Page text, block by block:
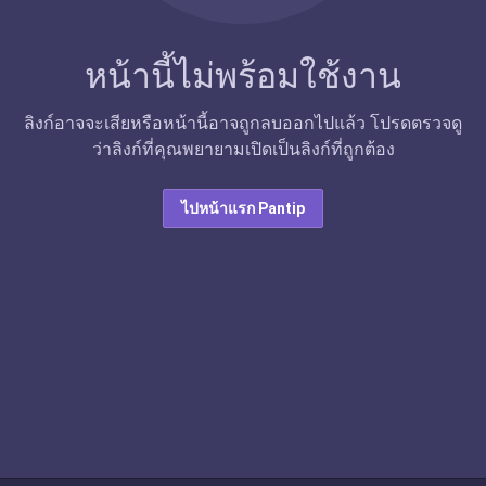
หน้านี้ไม่พร้อมใช้งาน
ลิงก์อาจจะเสียหรือหน้านี้อาจถูกลบออกไปแล้ว โปรดตรวจดู
ว่าลิงก์ที่คุณพยายามเปิดเป็นลิงก์ที่ถูกต้อง
ไปหน้าแรก Pantip